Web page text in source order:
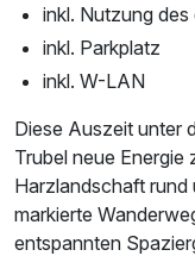
inkl. Nutzung
inkl. Parkplatz
inkl. W-LAN
Diese Auszeit unter
Trubel neue Energie
Harzlandschaft rund
markierte
entspannten